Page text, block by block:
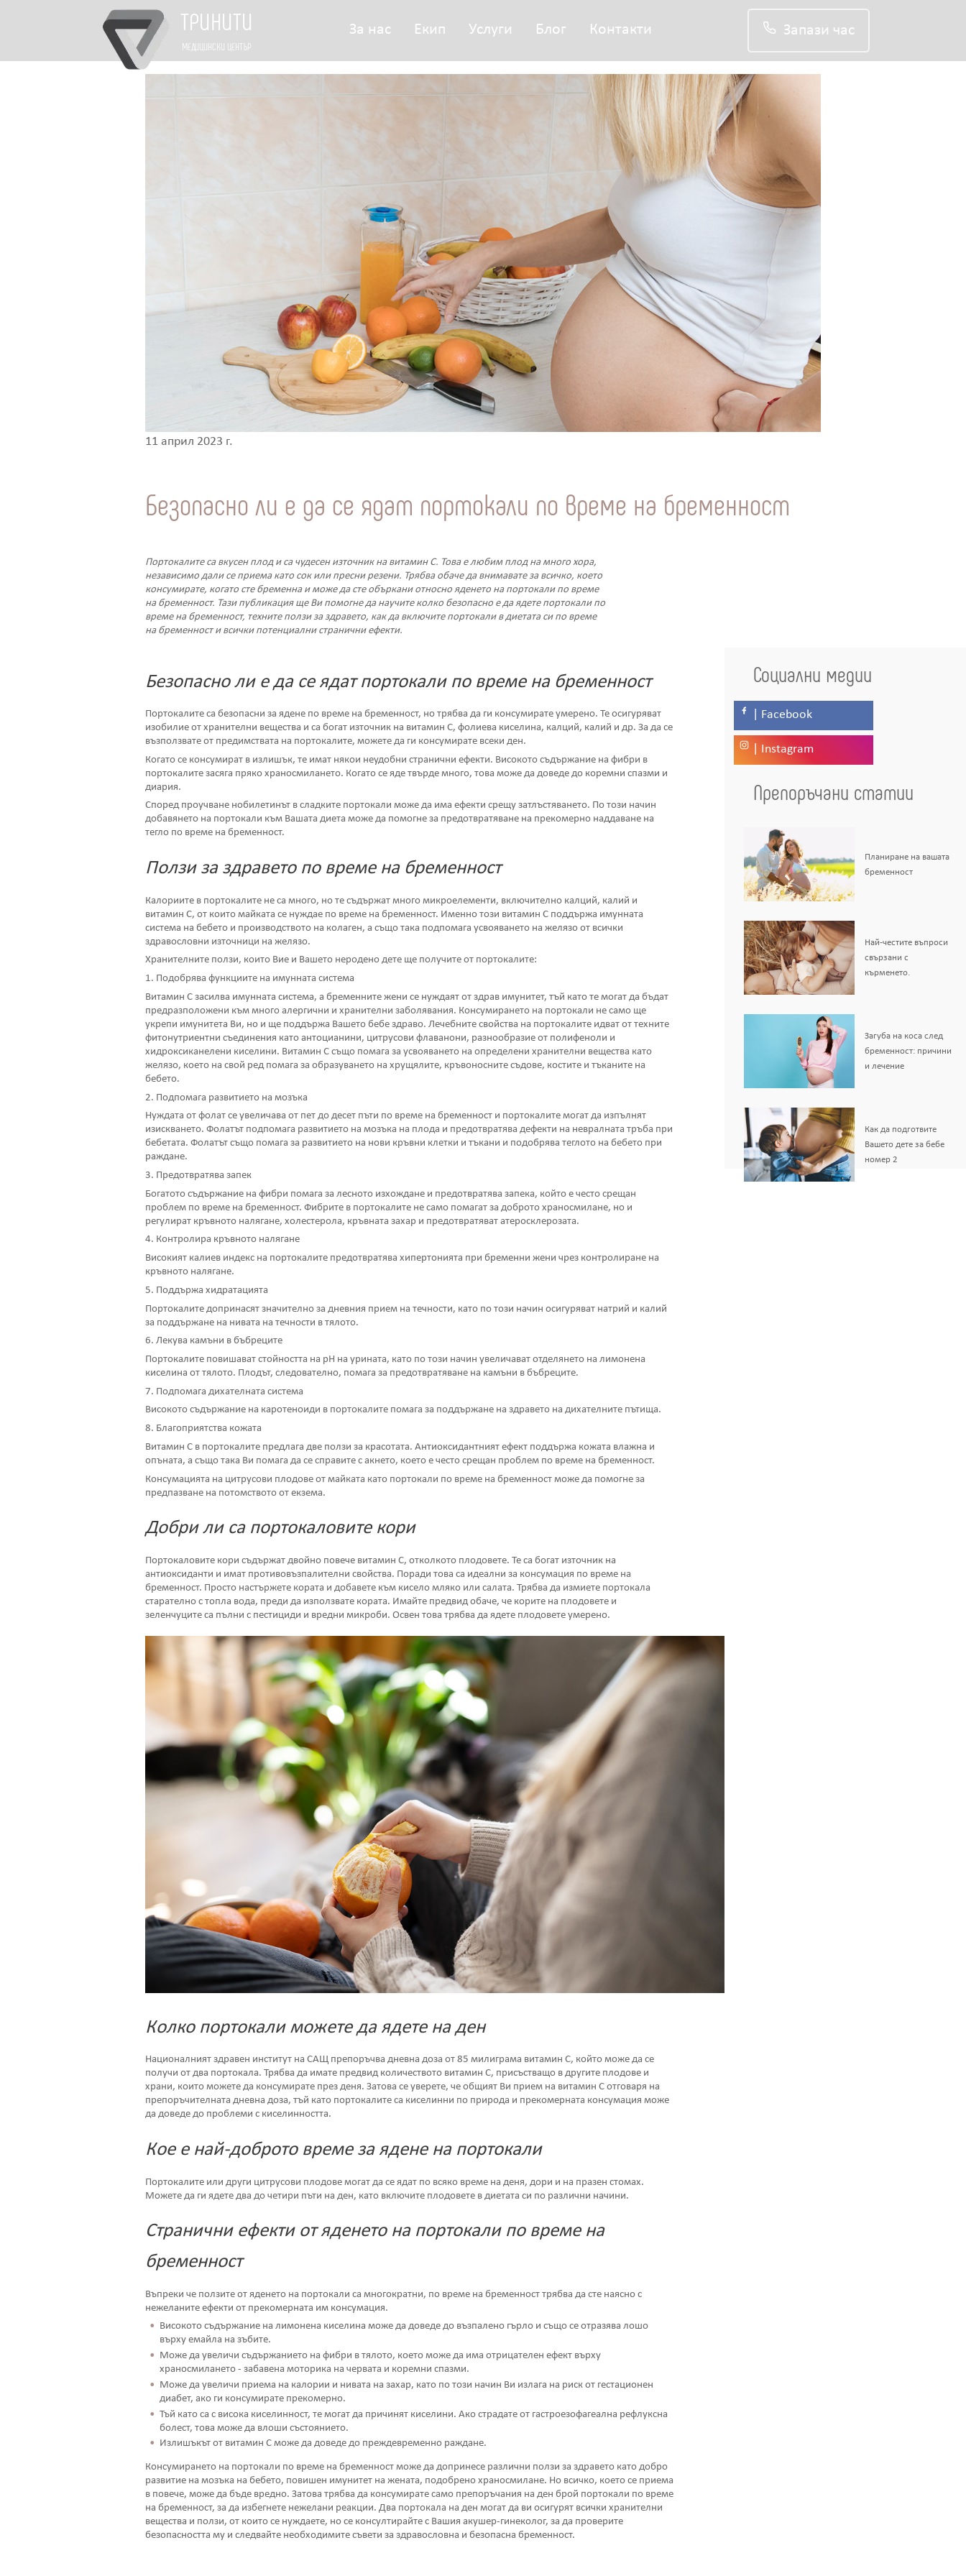
ТРИНИТИ
МЕДИЦИНСКИ ЦЕНТЪР
За нас Екип Услуги Блог Контакти Запази час
11 април 2023 г.
Безопасно ли е да се ядат портокали по време на бременност
Портокалите са вкусен плод и са чудесен източник на витамин С. Това е любим плод на много хора,
независимо дали се приема като сок или пресни резени. Трябва обаче да внимавате за всичко, което
консумирате, когато сте бременна и може да сте объркани относно яденето на портокали по време
на бременност. Тази публикация ще Ви помогне да научите колко безопасно е да ядете портокали по
време на бременност, техните ползи за здравето, как да включите портокали в диетата си по време
на бременност и всички потенциални странични ефекти.
Безопасно ли е да се ядат портокали по време на бременност
Портокалите са безопасни за ядене по време на бременност, но трябва да ги консумирате умерено. Те осигуряват
изобилие от хранителни вещества и са богат източник на витамин С, фолиева киселина, калций, калий и др. За да се
възползвате от предимствата на портокалите, можете да ги консумирате всеки ден.
Когато се консумират в излишък, те имат някои неудобни странични ефекти. Високото съдържание на фибри в
портокалите засяга пряко храносмилането. Когато се яде твърде много, това може да доведе до коремни спазми и
диария.
Според проучване нобилетинът в сладките портокали може да има ефекти срещу затлъстяването. По този начин
добавянето на портокали към Вашата диета може да помогне за предотвратяване на прекомерно наддаване на
тегло по време на бременност.
Ползи за здравето по време на бременност
Калориите в портокалите не са много, но те съдържат много микроелементи, включително калций, калий и
витамин С, от които майката се нуждае по време на бременност. Именно този витамин С поддържа имунната
система на бебето и производството на колаген, а също така подпомага усвояването на желязо от всички
здравословни източници на желязо.
Хранителните ползи, които Вие и Вашето неродено дете ще получите от портокалите:
1. Подобрява функциите на имунната система
Витамин С засилва имунната система, а бременните жени се нуждаят от здрав имунитет, тъй като те могат да бъдат
предразположени към много алергични и хранителни заболявания. Консумирането на портокали не само ще
укрепи имунитета Ви, но и ще поддържа Вашето бебе здраво. Лечебните свойства на портокалите идват от техните
фитонутриентни съединения като антоцианини, цитрусови флаванони, разнообразие от полифеноли и
хидроксиканелени киселини. Витамин С също помага за усвояването на определени хранителни вещества като
желязо, което на свой ред помага за образуването на хрущялите, кръвоносните съдове, костите и тъканите на
бебето.
2. Подпомага развитието на мозъка
Нуждата от фолат се увеличава от пет до десет пъти по време на бременност и портокалите могат да изпълнят
изискването. Фолатът подпомага развитието на мозъка на плода и предотвратява дефекти на невралната тръба при
бебетата. Фолатът също помага за развитието на нови кръвни клетки и тъкани и подобрява теглото на бебето при
раждане.
3. Предотвратява запек
Богатото съдържание на фибри помага за лесното изхождане и предотвратява запека, който е често срещан
проблем по време на бременност. Фибрите в портокалите не само помагат за доброто храносмилане, но и
регулират кръвното налягане, холестерола, кръвната захар и предотвратяват атеросклерозата.
4. Контролира кръвното налягане
Високият калиев индекс на портокалите предотвратява хипертонията при бременни жени чрез контролиране на
кръвното налягане.
5. Поддържа хидратацията
Портокалите допринасят значително за дневния прием на течности, като по този начин осигуряват натрий и калий
за поддържане на нивата на течности в тялото.
6. Лекува камъни в бъбреците
Портокалите повишават стойността на pH на урината, като по този начин увеличават отделянето на лимонена
киселина от тялото. Плодът, следователно, помага за предотвратяване на камъни в бъбреците.
7. Подпомага дихателната система
Високото съдържание на каротеноиди в портокалите помага за поддържане на здравето на дихателните пътища.
8. Благоприятства кожата
Витамин С в портокалите предлага две ползи за красотата. Антиоксидантният ефект поддържа кожата влажна и
опъната, а също така Ви помага да се справите с акнето, което е често срещан проблем по време на бременност.
Консумацията на цитрусови плодове от майката като портокали по време на бременност може да помогне за
предпазване на потомството от екзема.
Добри ли са портокаловите кори
Портокаловите кори съдържат двойно повече витамин С, отколкото плодовете. Те са богат източник на
антиоксиданти и имат противовъзпалителни свойства. Поради това са идеални за консумация по време на
бременност. Просто настържете кората и добавете към кисело мляко или салата. Трябва да измиете портокала
старателно с топла вода, преди да използвате кората. Имайте предвид обаче, че корите на плодовете и
зеленчуците са пълни с пестициди и вредни микроби. Освен това трябва да ядете плодовете умерено.
Колко портокали можете да ядете на ден
Националният здравен институт на САЩ препоръчва дневна доза от 85 милиграма витамин С, който може да се
получи от два портокала. Трябва да имате предвид количеството витамин С, присъстващо в другите плодове и
храни, които можете да консумирате през деня. Затова се уверете, че общият Ви прием на витамин С отговаря на
препоръчителната дневна доза, тъй като портокалите са киселинни по природа и прекомерната консумация може
да доведе до проблеми с киселинността.
Кое е най-доброто време за ядене на портокали
Портокалите или други цитрусови плодове могат да се ядат по всяко време на деня, дори и на празен стомах.
Можете да ги ядете два до четири пъти на ден, като включите плодовете в диетата си по различни начини.
Странични ефекти от яденето на портокали по време на
бременност
Въпреки че ползите от яденето на портокали са многократни, по време на бременност трябва да сте наясно с
нежеланите ефекти от прекомерната им консумация.
Високото съдържание на лимонена киселина може да доведе до възпалено гърло и също се отразява лошо
върху емайла на зъбите.
Може да увеличи съдържанието на фибри в тялото, което може да има отрицателен ефект върху
храносмилането - забавена моторика на червата и коремни спазми.
Може да увеличи приема на калории и нивата на захар, като по този начин Ви излага на риск от гестационен
диабет, ако ги консумирате прекомерно.
Тъй като са с висока киселинност, те могат да причинят киселини. Ако страдате от гастроезофагеална рефлуксна
болест, това може да влоши състоянието.
Излишъкът от витамин С може да доведе до преждевременно раждане.
Консумирането на портокали по време на бременност може да допринесе различни ползи за здравето като добро
развитие на мозъка на бебето, повишен имунитет на жената, подобрено храносмилане. Но всичко, което се приема
в повече, може да бъде вредно. Затова трябва да консумирате само препоръчания на ден брой портокали по време
на бременност, за да избегнете нежелани реакции. Два портокала на ден могат да ви осигурят всички хранителни
вещества и ползи, от които се нуждаете, но се консултирайте с Вашия акушер-гинеколог, за да проверите
безопасността му и следвайте необходимите съвети за здравословна и безопасна бременност.
Социални медии
| Facebook
| Instagram
Препоръчани статии
Планиране на вашата
бременност
Най-честите въпроси
свързани с
кърменето.
Загуба на коса след
бременност: причини
и лечение
Как да подготвите
Вашето дете за бебе
номер 2